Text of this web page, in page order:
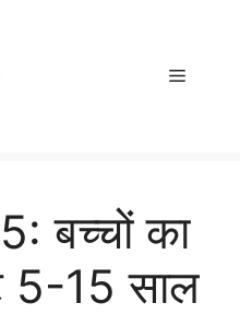
Menu
बच्चों का
5-15 साल